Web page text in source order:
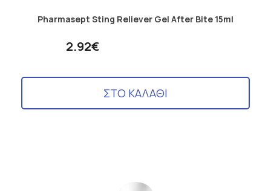
Pharmasept Sting Reliever Gel After Bite 15ml
2.92€
ΣΤΟ ΚΑΛΑΘΙ